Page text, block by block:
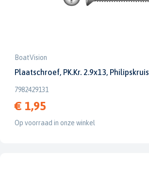
BoatVision
Plaatschroef, PK.Kr. 2.9x13, Philipskruis
7982429131
€ 1,95
Op voorraad in onze winkel